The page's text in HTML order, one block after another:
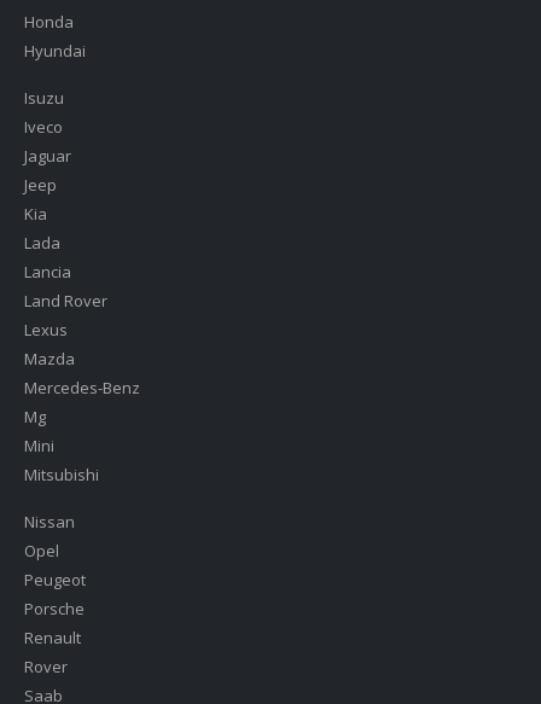
Honda
Hyundai
Isuzu
Iveco
Jaguar
Jeep
Kia
Lada
Lancia
Land Rover
Lexus
Mazda
Mercedes-Benz
Mg
Mini
Mitsubishi
Nissan
Opel
Peugeot
Porsche
Renault
Rover
Saab